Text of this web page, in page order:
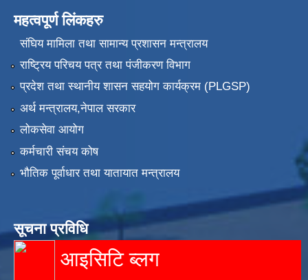
महत्वपूर्ण लिंकहरु
संघिय मामिला तथा सामान्य प्रशासन मन्त्रालय
राष्ट्रिय परिचय पत्र तथा पंजीकरण विभाग
प्रदेश तथा स्थानीय शासन सहयोग कार्यक्रम (PLGSP)
अर्थ मन्त्रालय,नेपाल सरकार
लोकसेवा आयोग
कर्मचारी संचय कोष
भौतिक पूर्वाधार तथा यातायात मन्त्रालय
सूचना प्रविधि
आइसिटि ब्लग